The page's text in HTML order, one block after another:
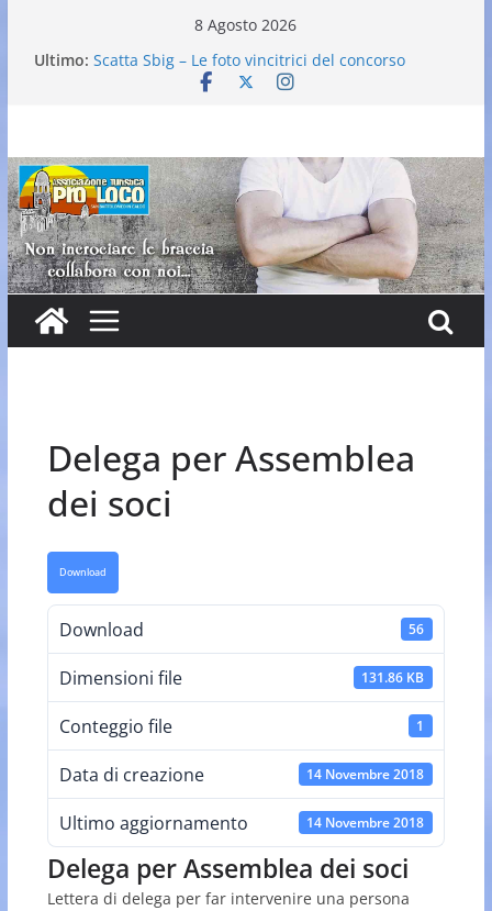
8 Agosto 2026
Ultimo: Scatta Sbig – Le foto vincitrici del concorso
25° Gran Carnevale
Enogastronomico
Delega per Assemblea
dei soci
Download
Download 56
Dimensioni file 131.86 KB
Conteggio file 1
Data di creazione 14 Novembre 2018
Ultimo aggiornamento 14 Novembre 2018
Delega per Assemblea dei soci
Lettera di delega per far intervenire una persona